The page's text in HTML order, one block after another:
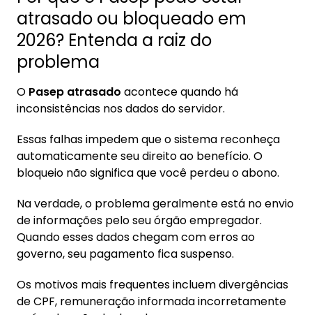
deixou de ser 2 salários mínimos — entenda
o novo limite pelo INPC
2. Quem tem direito ao abono salarial Pasep
em 2026? Veja os requisitos atualizados
2.1. Os 4 critérios obrigatórios para receber
o Pasep 2026 com base no ano-base 2024
tabela de valores de R$ 136 a R$ 1.621 por
meses trabalhados
2.3. Servidor municipal, estadual e federal:
quem pode ser afetado por inconsistências
cadastrais em 2026?
3. Como consultar se o seu Pasep 2026 foi
liberado: passo a passo completo
3.1. Como verificar o abono salarial pela
Carteira de Trabalho Digital a partir de 5 de
atrasado ou bloqueado em
2026? Entenda a raiz do
problema
O Pasep atrasado acontece quando há
inconsistências nos dados do servidor.
Essas falhas impedem que o sistema reconheça
automaticamente seu direito ao benefício. O
bloqueio não significa que você perdeu o abono.
Na verdade, o problema geralmente está no envio
de informações pelo seu órgão empregador.
Quando esses dados chegam com erros ao
governo, seu pagamento fica suspenso.
Os motivos mais frequentes incluem divergências
de CPF, remuneração informada incorretamente